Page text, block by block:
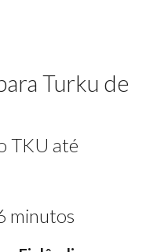
Turku de
TKU até
minutos